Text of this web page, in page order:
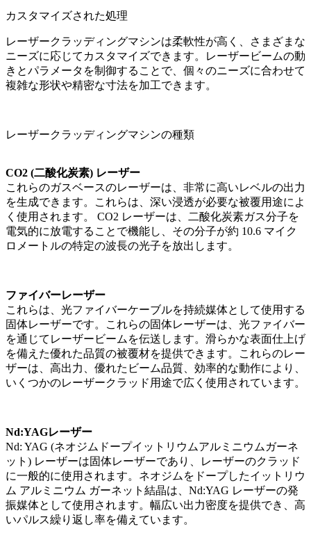
カスタマイズされた処理
レーザークラッディングマシンは柔軟性が高く、さまざまな
ニーズに応じてカスタマイズできます。レーザービームの動
きとパラメータを制御することで、個々のニーズに合わせて
複雑な形状や精密な寸法を加工できます。
レーザークラッディングマシンの種類
CO2 (二酸化炭素) レーザー
これらのガスベースのレーザーは、非常に高いレベルの出力
を生成できます。これらは、深い浸透が必要な被覆用途によ
く使用されます。 CO2 レーザーは、二酸化炭素ガス分子を
電気的に放電することで機能し、その分子が約 10.6 マイク
ロメートルの特定の波長の光子を放出します。
ファイバーレーザー
これらは、光ファイバーケーブルを持続媒体として使用する
固体レーザーです。これらの固体レーザーは、光ファイバー
を通じてレーザービームを伝送します。滑らかな表面仕上げ
を備えた優れた品質の被覆材を提供できます。これらのレー
ザーは、高出力、優れたビーム品質、効率的な動作により、
いくつかのレーザークラッド用途で広く使用されています。
Nd:YAGレーザー
Nd: YAG (ネオジムドープイットリウムアルミニウムガーネ
ット) レーザーは固体レーザーであり、レーザーのクラッド
に一般的に使用されます。ネオジムをドープしたイットリウ
ム アルミニウム ガーネット結晶は、Nd:YAG レーザーの発
振媒体として使用されます。幅広い出力密度を提供でき、高
いパルス繰り返し率を備えています。